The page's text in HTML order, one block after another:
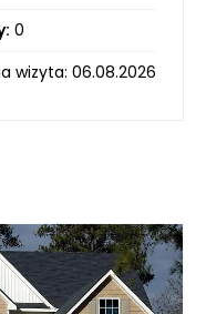
0
wizyta: 06.08.2026